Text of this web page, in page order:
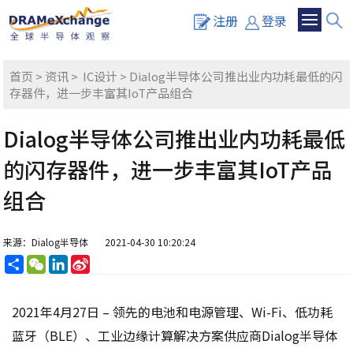
注册 登录
首页 > 资讯> IC设计 > Dialog半导体公司推出业内功耗最低的闪
存器件，进一步丰富其IoT产品组合
Dialog半导体公司推出业内功耗最低
的闪存器件，进一步丰富其IoT产品
组合
来源：Dialog半导体 2021-04-30 10:20:24
分
享
WeChatLinkedIn
2021年4月27日 – 领先的电池和电源管理、Wi-Fi、低功耗
蓝牙（BLE）、工业边缘计算解决方案供应商Dialog半导体